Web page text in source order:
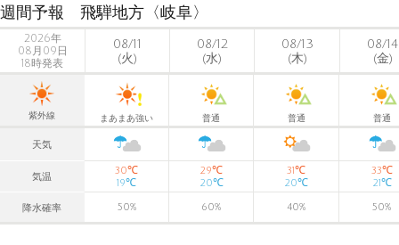
週間予報 飛騨地方〈岐阜〉
2026年
08月09日
18時発表
08/11
(火)
08/12
(水)
08/13
(木)
08/14
(金)
紫外線 まあまあ強い 普通 普通 普通
天気
気温
30℃
19℃
29℃
20℃
31℃
20℃
33℃
21℃
降水確率 50% 60% 40% 50%